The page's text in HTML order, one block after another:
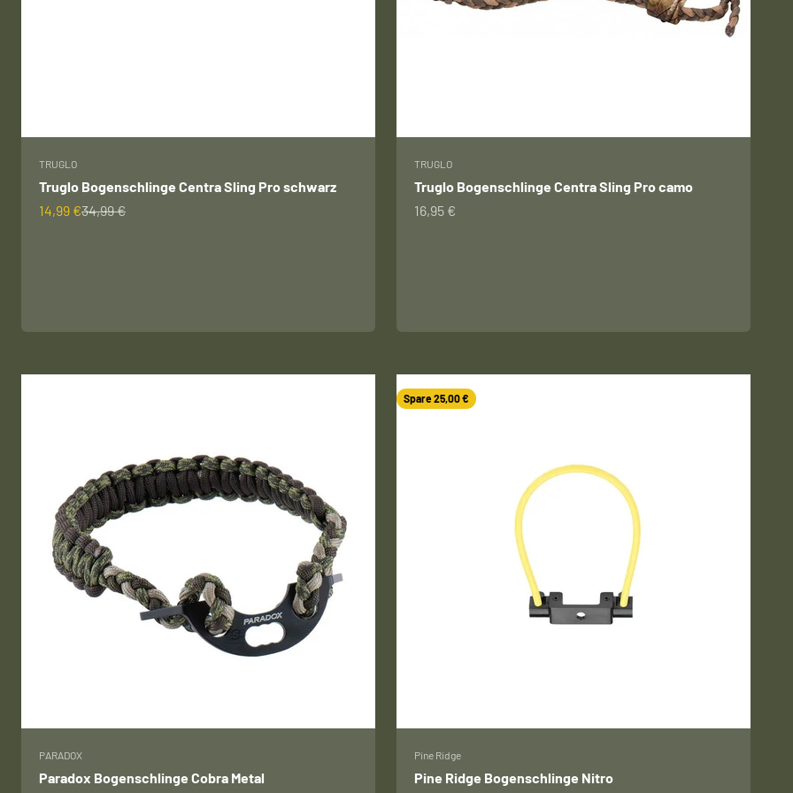
TRUGLO
Truglo Bogenschlinge Centra Sling Pro schwarz
Angebot
14,99 €Regulärer Preis
34,99 €
TRUGLO
Truglo Bogenschlinge Centra Sling Pro camo
Angebot
16,95 €
PARADOX
Paradox Bogenschlinge Cobra Metal
Spare 25,00 €
Pine Ridge
Pine Ridge Bogenschlinge Nitro